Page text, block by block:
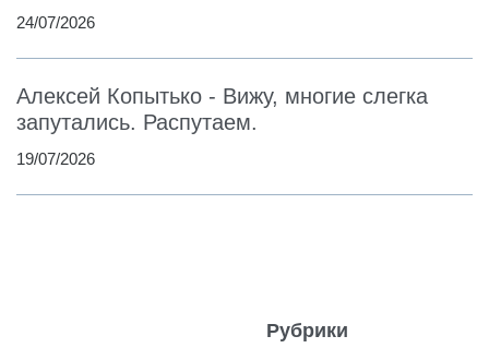
24/07/2026
Алексей Копытько - Вижу, многие слегка
запутались. Распутаем.
19/07/2026
Рубрики